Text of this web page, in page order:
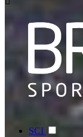
SCI